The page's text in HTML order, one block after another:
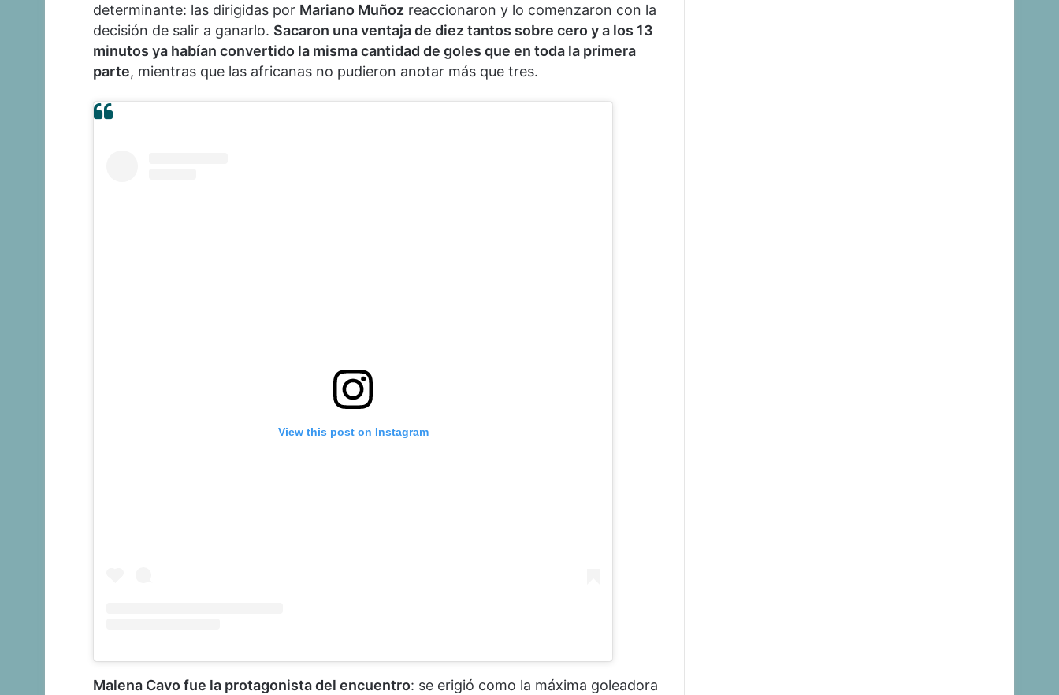
determinante: las dirigidas por Mariano Muñoz reaccionaron y lo comenzaron con la
decisión de salir a ganarlo. Sacaron una ventaja de diez tantos sobre cero y a los 13
minutos ya habían convertido la misma cantidad de goles que en toda la primera
parte, mientras que las africanas no pudieron anotar más que tres.
View this post on Instagram
Malena Cavo fue la protagonista del encuentro: se erigió como la máxima goleadora